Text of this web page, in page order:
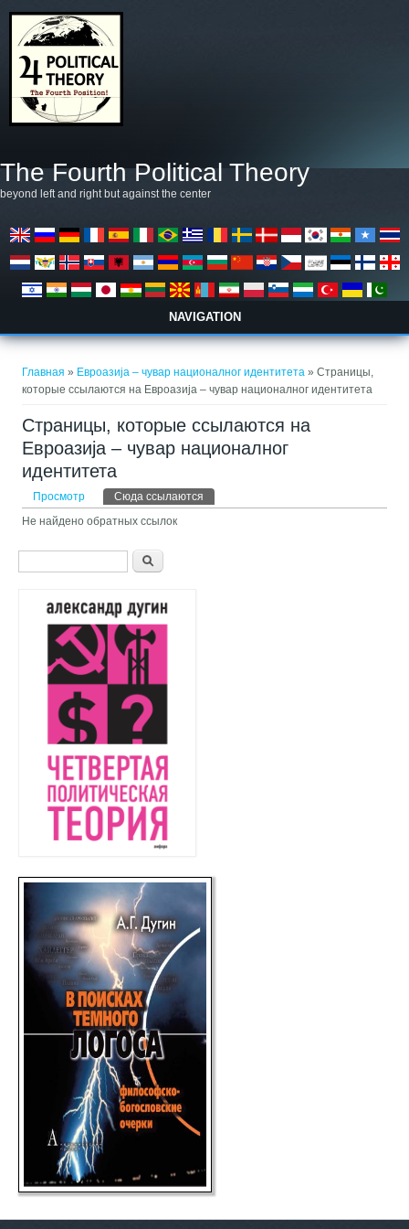
The Fourth Political Theory
beyond left and right but against the center
NAVIGATION
Главная » Евроазија – чувар националног идентитета » Страницы,
которые ссылаются на Евроазија – чувар националног идентитета
Страницы, которые ссылаются на
Евроазија – чувар националног
идентитета
Главные вкладки
Просмотр Сюда ссылаются
Не найдено обратных ссылок
Форма поиска